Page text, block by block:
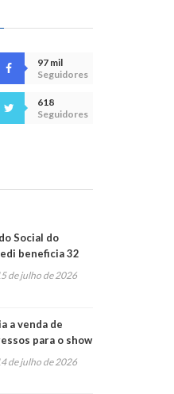
97 mil
Seguidores
618
Seguidores
Social do
beneficia 32
em
de julho de 2026
a venda de
para o show
Quest nos 45
da Sicredi Ouro
de julho de 2026